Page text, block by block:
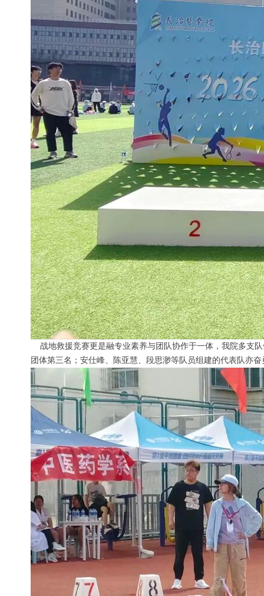
战地救援竞赛更是融专业素养与团队协作于一体，我院多支
团体第三名；安仕峰、陈亚慧、段思渺等队员组建的代表队亦